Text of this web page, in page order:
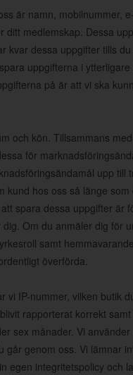
är namn, mobilnummer,
ditt medlemskap. Dessa
kvar dessa uppgifter tills
uppgifterna i
på är att vi ska
och kön. Tillsammans
för
upp till
kund hos oss så länge
spara dessa uppgifter är
Om du anmäler dig för
samt
överförda.
vi IP-nummer, vilken butik
rapporterat korrekt
sex månader. Vi
går genom oss. Vi lämnar
egen integritetspolicy och